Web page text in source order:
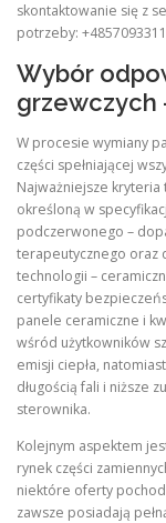
skontaktowanie się z
potrzeby:
Wybór
grzewczych
W procesie wymiany
części spełniającej
Najważniejsze kryteria
określoną w
podczerwonego –
terapeutycznego oraz
technologii –
certyfikaty
panele ceramiczne i
wśród użytkowników
emisji ciepła,
długością fali i niższe
sterownika.
Kolejnym aspektem
rynek części
niektóre oferty
zawsze posiadają